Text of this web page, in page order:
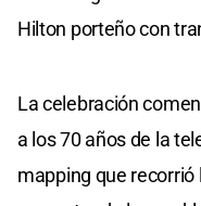
Hilton porteño con
La celebración
a los 70 años de la
mapping que recorrió